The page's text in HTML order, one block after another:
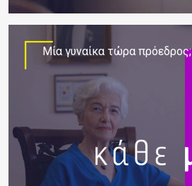
Μία γυναίκα τώρα πρόεδρος;